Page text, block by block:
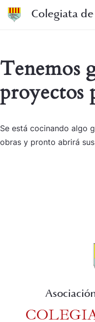
Colegiata
Tenemos
proyectos
Se está cocinando algo
obras y pronto abrirá